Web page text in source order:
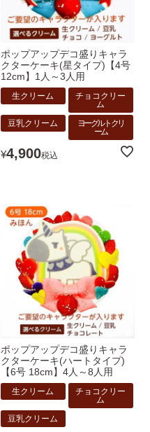
ポップアップデコ盛りキャラ
クターケーキ(星タイプ)【4号
12cm】1人～3人用
生クリーム
チョコクリー
ム
豆乳クリーム
ヨーグルトクリ
ーム
¥4,900税込
ポップアップデコ盛りキャラ
クターケーキ(ハートタイプ)
【6号 18cm】4人～8人用
生クリーム
チョコクリー
ム
豆乳クリーム